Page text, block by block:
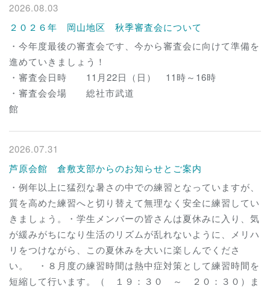
2026.08.03
２０２６年 岡山地区 秋季審査会について
・今年度最後の審査会です、今から審査会に向けて準備を
進めていきましょう！
・審査会日時 11月22日（日） 11時～16時
・審査会会場 総社市武道
館
2026.07.31
芦原会館 倉敷支部からのお知らせとご案内
・例年以上に猛烈な暑さの中での練習となっていますが、
質を高めた練習へと切り替えて無理なく安全に練習してい
きましょう。・学生メンバーの皆さんは夏休みに入り、気
が緩みがちになり生活のリズムが乱れないように、メリハ
リをつけながら、この夏休みを大いに楽しんでくださ
い。 ・８月度の練習時間は熱中症対策として練習時間を
短縮して行います。（ １９：３０ ～ ２０：３０）ま